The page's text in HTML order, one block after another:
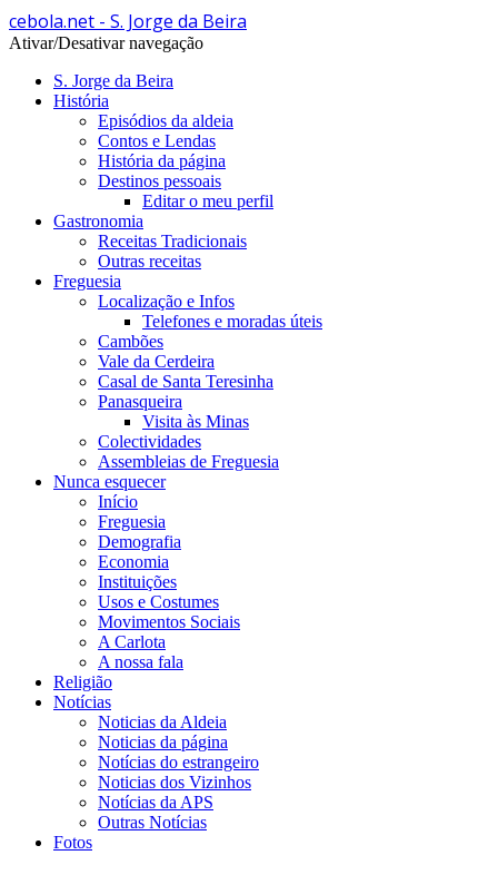
cebola.net - S. Jorge da Beira
Ativar/Desativar navegação
S. Jorge da Beira
História
Episódios da aldeia
Contos e Lendas
História da página
Destinos pessoais
Editar o meu perfil
Gastronomia
Receitas Tradicionais
Outras receitas
Freguesia
Localização e Infos
Telefones e moradas úteis
Cambões
Vale da Cerdeira
Casal de Santa Teresinha
Panasqueira
Visita às Minas
Colectividades
Assembleias de Freguesia
Nunca esquecer
Início
Freguesia
Demografia
Economia
Instituições
Usos e Costumes
Movimentos Sociais
A Carlota
A nossa fala
Religião
Notícias
Noticias da Aldeia
Noticias da página
Notícias do estrangeiro
Noticias dos Vizinhos
Notícias da APS
Outras Notícias
Fotos